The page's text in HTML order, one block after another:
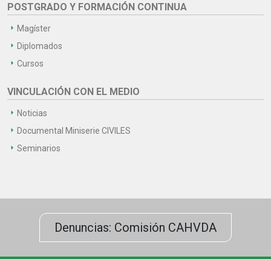
POSTGRADO Y FORMACIÓN CONTINUA
Magíster
Diplomados
Cursos
VINCULACIÓN CON EL MEDIO
Noticias
Documental Miniserie CIVILES
Seminarios
Denuncias: Comisión CAHVDA